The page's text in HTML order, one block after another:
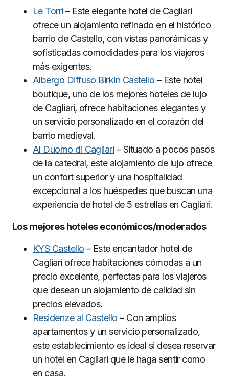
Le Torri – Este elegante hotel de Cagliari
ofrece un alojamiento refinado en el histórico
barrio de Castello, con vistas panorámicas y
sofisticadas comodidades para los viajeros
más exigentes.
Albergo Diffuso Birkin Castello – Este hotel
boutique, uno de los mejores hoteles de lujo
de Cagliari, ofrece habitaciones elegantes y
un servicio personalizado en el corazón del
barrio medieval.
Al Duomo di Cagliari – Situado a pocos pasos
de la catedral, este alojamiento de lujo ofrece
un confort superior y una hospitalidad
excepcional a los huéspedes que buscan una
experiencia de hotel de 5 estrellas en Cagliari.
Los mejores hoteles económicos/moderados
KYS Castello – Este encantador hotel de
Cagliari ofrece habitaciones cómodas a un
precio excelente, perfectas para los viajeros
que desean un alojamiento de calidad sin
precios elevados.
Residenze al Castello – Con amplios
apartamentos y un servicio personalizado,
este establecimiento es ideal si desea reservar
un hotel en Cagliari que le haga sentir como
en casa.